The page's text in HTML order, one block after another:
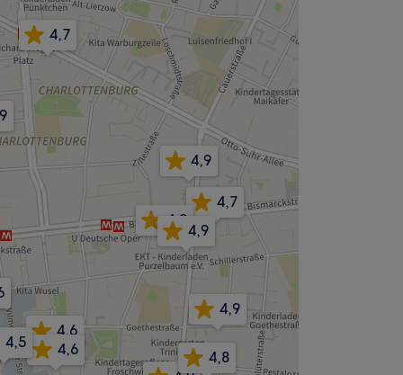
4,7
4,6
4,9
4,8
4,6
4,5
4,9
4,9
4,8
4,7